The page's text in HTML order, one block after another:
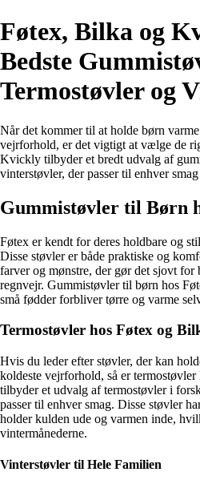
Føtex, Bilka og
Bedste
Termostøvler og
Når det kommer til at holde børn
vejrforhold, er det vigtigt at vælge de
Kvickly tilbyder et bredt udvalg af
vinterstøvler, der passer til enhver
Gummistøvler til Børn
Føtex er kendt for deres holdbare og
Disse støvler er både praktiske og
farver og mønstre, der gør det sjovt for
regnvejr. Gummistøvler til børn hos
små fødder forbliver tørre og varme
Termostøvler hos Føtex og
Hvis du leder efter støvler, der kan
koldeste vejrforhold, så er
tilbyder et udvalg af termostøvler i
passer til enhver smag. Disse støvler
holder kulden ude og varmen inde,
vintermånederne.
Vinterstøvler til Hele Familien